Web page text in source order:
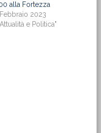
alla Fortezza
2023
e Politica"